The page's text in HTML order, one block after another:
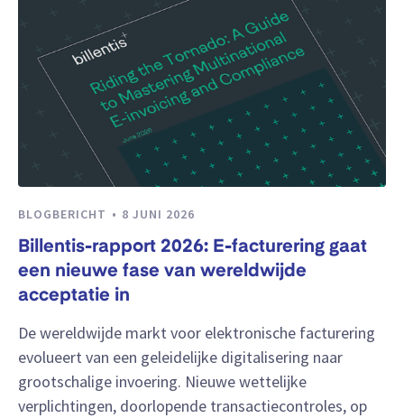
BLOGBERICHT 8 JUNI 2026
Billentis-rapport 2026: E-facturering gaat
een nieuwe fase van wereldwijde
acceptatie in
De wereldwijde markt voor elektronische facturering
evolueert van een geleidelijke digitalisering naar
grootschalige invoering. Nieuwe wettelijke
verplichtingen, doorlopende transactiecontroles, op